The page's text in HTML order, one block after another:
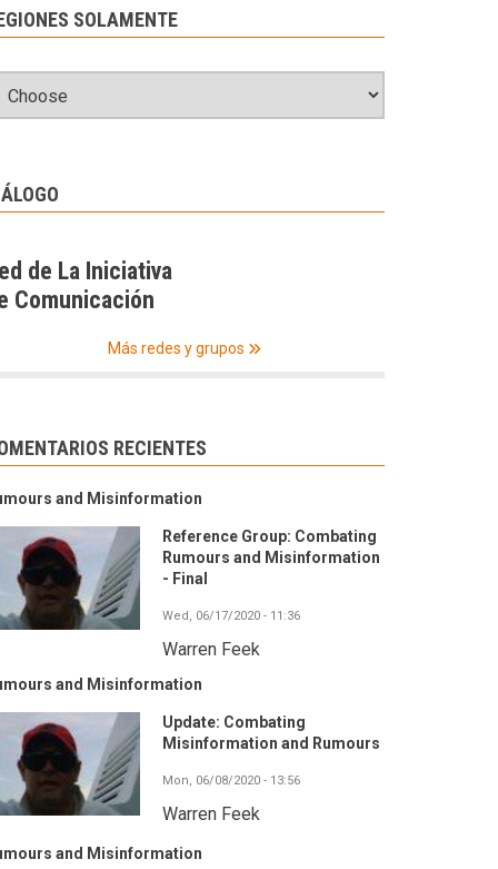
SOLAMENTE
de La Iniciativa
Comunicación
Más redes y grupos
RECIENTES
and Misinformation
Reference Group: Combating
Rumours and Misinformation
- Final
Wed, 06/17/2020 - 11:36
Warren Feek
and Misinformation
Update: Combating
Misinformation and Rumours
Mon, 06/08/2020 - 13:56
Warren Feek
and Misinformation